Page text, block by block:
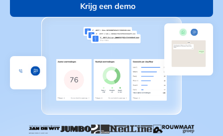
Krijg een demo